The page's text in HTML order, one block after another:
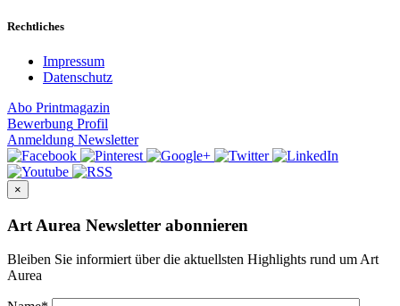
Rechtliches
Impressum
Datenschutz
Abo Printmagazin
Bewerbung Profil
Anmeldung Newsletter
×
Art Aurea Newsletter abonnieren
Bleiben Sie informiert über die aktuellsten Highlights rund um Art
Aurea